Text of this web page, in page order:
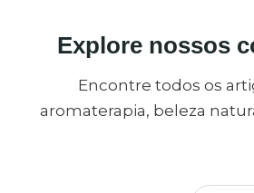
Explore nossos
Encontre todos os
aromaterapia, beleza